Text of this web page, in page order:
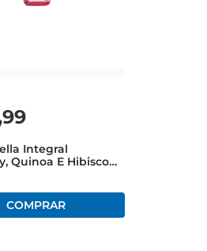
99
Integral
Quinoa E Hibisco